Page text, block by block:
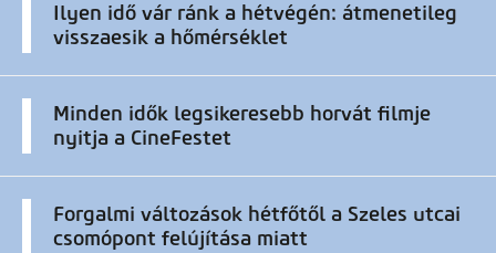
Ilyen idő vár ránk a hétvégén: átmenetileg
visszaesik a hőmérséklet
Minden idők legsikeresebb horvát filmje
nyitja a CineFestet
Forgalmi változások hétfőtől a Szeles utcai
csomópont felújítása miatt